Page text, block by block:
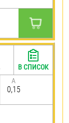
A
0,15
В СПИСОК